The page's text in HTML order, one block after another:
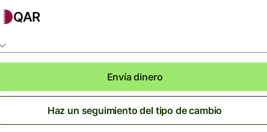
QAR
Envía dinero
Haz un seguimiento del tipo de cambio